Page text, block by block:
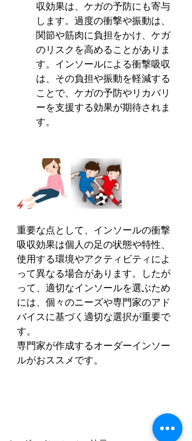
収効果は、ケガの予防にも寄与
します。過度の衝撃や振動は、
関節や筋肉に負担をかけ、ケガ
のリスクを高めることがありま
す。インソールによる衝撃吸収
は、その負担や振動を軽減する
ことで、ケガの予防やリカバリ
ーを支援する効果が期待されま
す。
重要な点として、インソールの衝撃
吸収効果は個人の足の状態や特性、
使用する環境やアクティビティによ
って異なる場合があります。したが
って、適切なインソールを選ぶため
には、個々のニーズや専門家のアド
バイスに基づく適切な選択が重要で
す。
専門家が作成するオーダーインソー
ルがおススメです。